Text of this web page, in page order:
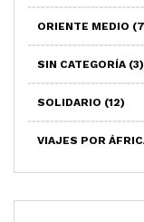
ORIENTE MEDIO
SIN CATEGORÍA (3)
SOLIDARIO (12)
VIAJES POR